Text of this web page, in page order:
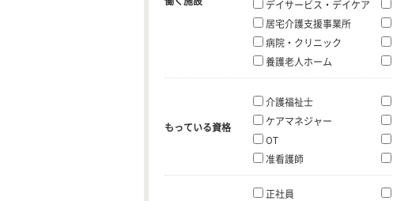
デイサービス・デイケア
居宅介護支援事業所
病院・クリニック
養護老人ホーム
もっている資格
介護福祉士
ケアマネジャー
OT
准看護師
正社員